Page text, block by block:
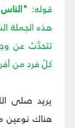
قوله:
هذه الجملة
تتحدَّث عن
كلّ فرد من
يريد صلى
هناك نوعين